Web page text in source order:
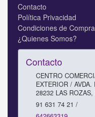
Contacto
Política Privacidad
Condiciones de Compra
¿Quienes Somos?
Contacto
CENTRO
EXTERIOR / AVDA.
28232 LAS ROZAS,
91 631 74 21 /